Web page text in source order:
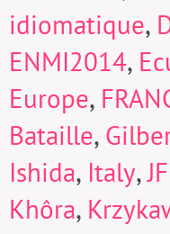
idiomatique,
ENMI2014,
Europe,
Bataille,
Ishida, Italy,
Khôra,